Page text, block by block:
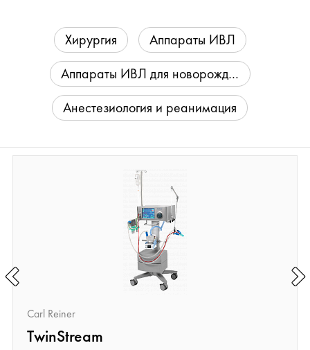
Хирургия
Аппараты ИВЛ
Аппараты ИВЛ для новорождённых
Анестезиология и реанимация
Carl Reiner
TwinStream